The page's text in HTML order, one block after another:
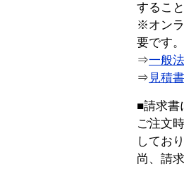
するこ
※オン
要です。
⇒一般
⇒ 見積
■請求書
ご注文
してお
尚、請